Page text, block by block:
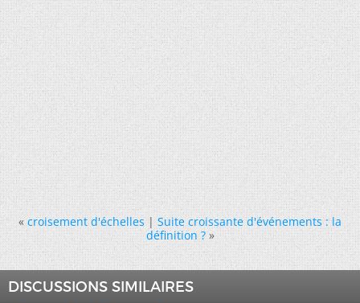
« croisement d'échelles|Suite croissante d'événements : la
définition ? »
DISCUSSIONS SIMILAIRES